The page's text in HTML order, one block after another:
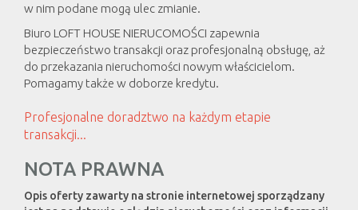
w nim podane mogą ulec zmianie.
Biuro LOFT HOUSE NIERUCOMOŚCI zapewnia
bezpieczeństwo transakcji oraz profesjonalną obsługę, aż
do przekazania nieruchomości nowym właścicielom.
Pomagamy także w doborze kredytu.
Profesjonalne doradztwo na każdym etapie
transakcji...
NOTA PRAWNA
Opis oferty zawarty na stronie internetowej sporządzany